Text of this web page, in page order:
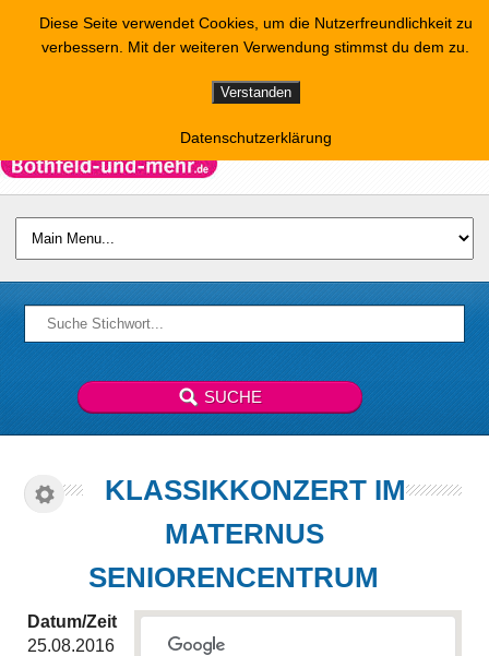
KLASSIKKONZERT IM
MATERNUS
SENIORENCENTRUM
Datum/Zeit
25.08.2016
Diese Seite verwendet Cookies, um die Nutzerfreundlichkeit zu
verbessern. Mit der weiteren Verwendung stimmst du dem zu.
Verstanden
Datenschutzerklärung